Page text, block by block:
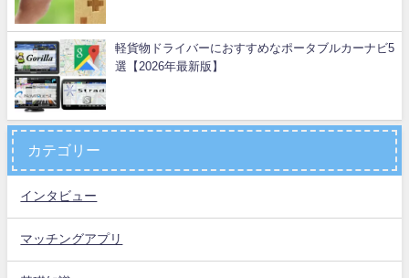
軽貨物ドライバーにおすすめなポータブルカーナビ5
選【2026年最新版】
カテゴリー
インタビュー
マッチングアプリ